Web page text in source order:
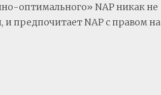
оптимального» NAP никак не
и предпочитает NAP с правом на